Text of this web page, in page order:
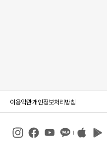
이용약관개인정보처리방침